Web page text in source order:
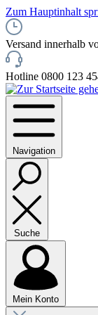
Zum Hauptinhalt
Versand innerhalb
Hotline 0800 123
Navigation
Suche
Mein Konto